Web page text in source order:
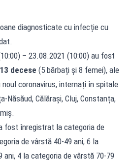
diagnosticate cu infecție cu
– 23.08.2021 (10:00) au fost
13 decese (5 bărbați și 8 femei), ale
coronavirus, internați în spitale
Năsăud, Călărași, Cluj, Constanța,
fost înregistrat la categoria de
de vârstă 40-49 ani, 6 la
ani, 4 la categoria de vârstă 70-79